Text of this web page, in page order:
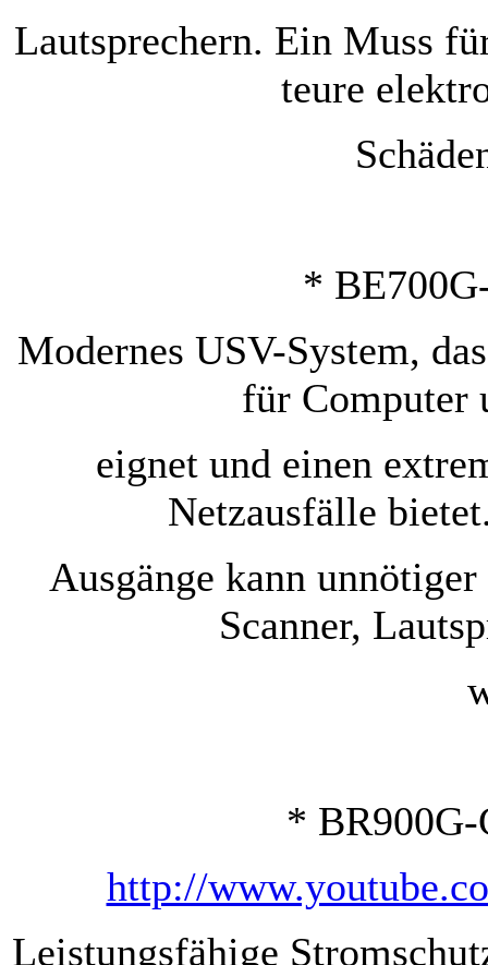
Lautsprechern. Ein Muss
teure
*
Modernes USV-System,
für Computer
eignet und einen
Netzausfälle
Ausgänge kann
Scanner,
*
http://
Leistungsfähige